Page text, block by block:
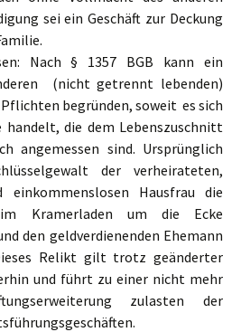
sei ein Geschäft zur Deckung
Nach § 1357 BGB kann ein
(nicht getrennt lebenden)
begründen, soweit es sich
handelt, die dem Lebenszuschnitt
angemessen sind. Ursprünglich
der verheirateten,
einkommenslosen Hausfrau die
Kramerladen um die Ecke
den geldverdienenden Ehemann
Relikt gilt trotz geänderter
und führt zu einer nicht mehr
zulasten der